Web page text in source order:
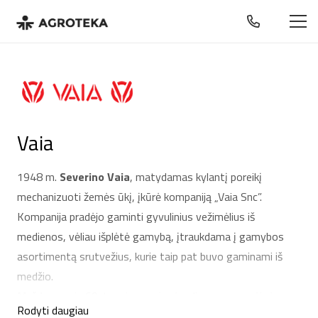
Vaia
1948 m. Severino Vaia, matydamas kylantį poreikį
mechanizuoti žemės ūkį, įkūrė kompaniją „Vaia Snc”.
Kompanija pradėjo gaminti gyvulinius vežimėlius iš
medienos, vėliau išplėtė gamybą, įtraukdama į gamybos
asortimentą srutvežius, kurie taip pat buvo gaminami iš
medžio.
Rodyti daugiau